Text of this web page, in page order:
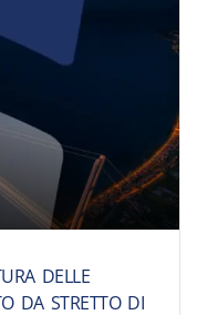
DELLE
DA STRETTO DI